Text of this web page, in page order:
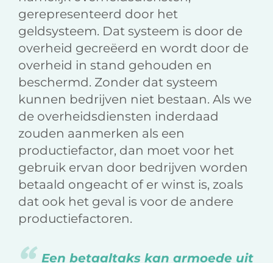
gerepresenteerd door het
geldsysteem. Dat systeem is door de
overheid gecreëerd en wordt door de
overheid in stand gehouden en
beschermd. Zonder dat systeem
kunnen bedrijven niet bestaan. Als we
de overheidsdiensten inderdaad
zouden aanmerken als een
productiefactor, dan moet voor het
gebruik ervan door bedrijven worden
betaald ongeacht of er winst is, zoals
dat ook het geval is voor de andere
productiefactoren.
Een betaaltaks kan armoede uit